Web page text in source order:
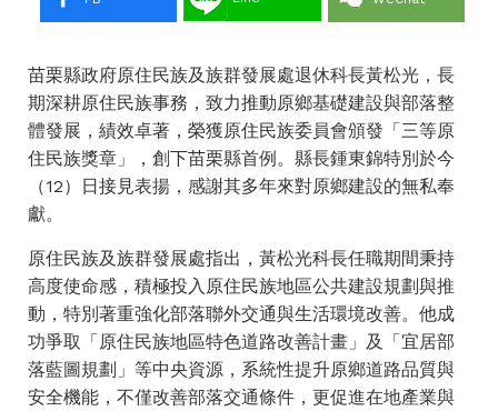
苗栗縣政府原住民族及族群發展處退休科長黃松光，長
期深耕原住民族事務，致力推動原鄉基礎建設與部落整
體發展，績效卓著，榮獲原住民族委員會頒發「三等原
住民族獎章」，創下苗栗縣首例。縣長鍾東錦特別於今
（12）日接見表揚，感謝其多年來對原鄉建設的無私奉
獻。
原住民族及族群發展處指出，黃松光科長任職期間秉持
高度使命感，積極投入原住民族地區公共建設規劃與推
動，特別著重強化部落聯外交通與生活環境改善。他成
功爭取「原住民族地區特色道路改善計畫」及「宜居部
落藍圖規劃」等中央資源，系統性提升原鄉道路品質與
安全機能，不僅改善部落交通條件，更促進在地產業與